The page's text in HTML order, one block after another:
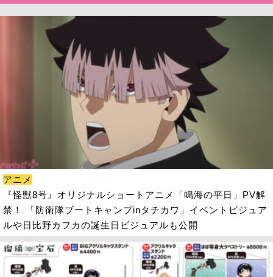
アニメ
『怪獣8号』オリジナルショートアニメ「鳴海の平日」PV解
禁！ 「防衛隊ブートキャンプinタチカワ」イベントビジュア
ルや日比野カフカの誕生日ビジュアルも公開